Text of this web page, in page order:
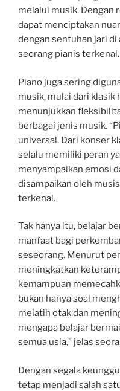
melalui musik. Dengan
dapat menciptakan
dengan sentuhan jari di
seorang pianis terkenal.
Piano juga sering
musik, mulai dari klasik
menunjukkan
berbagai jenis musik.
universal. Dari konser
selalu memiliki peran
menyampaikan emosi
disampaikan oleh
terkenal.
Tak hanya itu, belajar
manfaat bagi
seseorang. Menurut
meningkatkan
kemampuan
bukan hanya soal
melatih otak dan
mengapa belajar
semua usia,” jelas
Dengan segala
tetap menjadi salah